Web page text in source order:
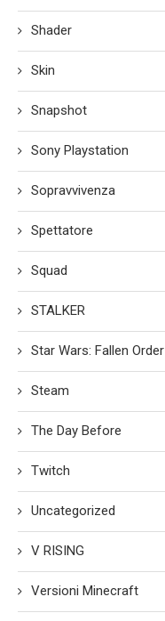
Shader
Skin
Snapshot
Sony Playstation
Sopravvivenza
Spettatore
Squad
STALKER
Star Wars: Fallen Order
Steam
The Day Before
Twitch
Uncategorized
V RISING
Versioni Minecraft